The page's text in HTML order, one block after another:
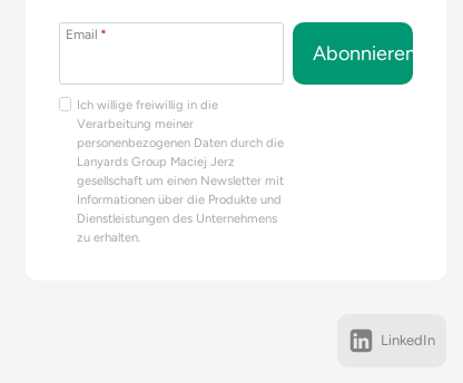
Email *
Ich willige freiwillig in die
Verarbeitung meiner
personenbezogenen Daten durch die
Lanyards Group Maciej Jerz
gesellschaft um einen Newsletter mit
Informationen über die Produkte und
Dienstleistungen des Unternehmens
zu erhalten.
Abonnieren
LinkedIn